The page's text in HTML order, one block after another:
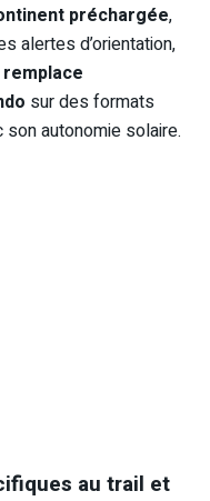
préchargée,
alertes d’orientation,
sur des formats
son autonomie solaire.
au trail et